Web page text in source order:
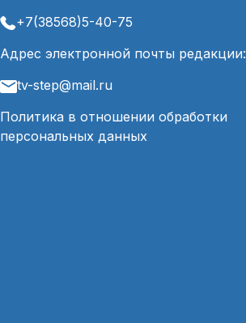
+7(38568)5-40-75
Адрес электронной почты редакции:
tv-step@mail.ru
Политика в отношении обработки
персональных данных